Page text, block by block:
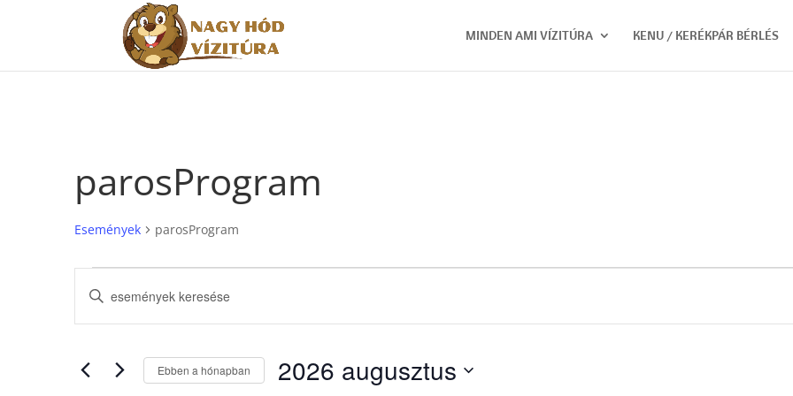
MINDEN AMI VÍZITÚRA KENU / KERÉKPÁR BÉRLÉS
parosProgram
Események parosProgram
Események
Események
keresése
és
választás
Írja
a
Keresse
Ebben a hónapban 2026 augusztus